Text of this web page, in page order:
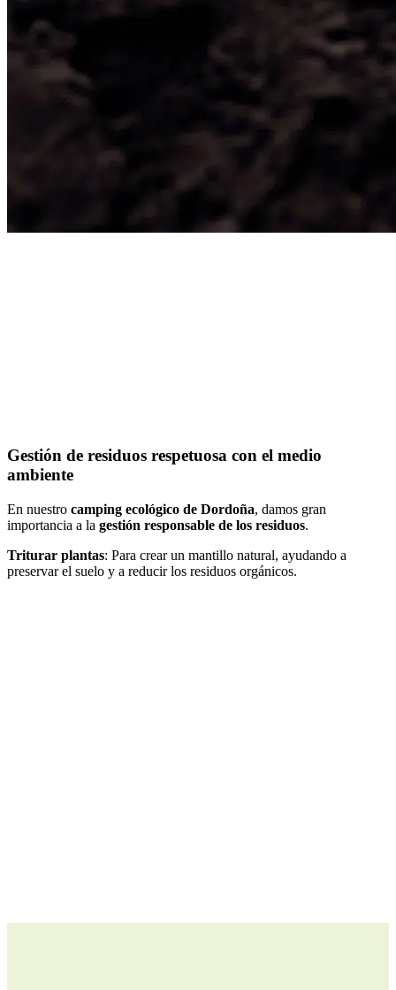
Gestión de residuos respetuosa con el medio
ambiente
En nuestro camping ecológico de Dordoña, damos gran
importancia a la gestión responsable de los residuos.
Triturar plantas: Para crear un mantillo natural, ayudando a
preservar el suelo y a reducir los residuos orgánicos.